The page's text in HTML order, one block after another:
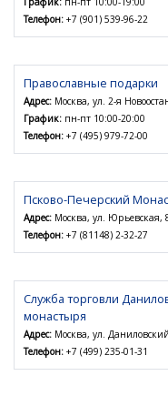
Телефон: +7 (901) 539-96-22
Православные подарки
Адрес: Москва, ул. 2-я
График: пн-пт 10:00-20:00
Телефон: +7 (495) 979-72-00
Псково-Печерский
Адрес: Москва, ул. Юрьевская,
Телефон: +7 (81148) 2-32-27
Служба торговли
монастыря
Адрес: Москва, ул.
Телефон: +7 (499) 235-01-31